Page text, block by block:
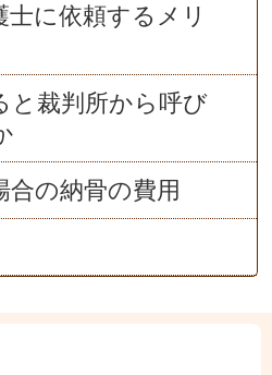
士に依頼するメリ
と裁判所から呼び
合の納骨の費用